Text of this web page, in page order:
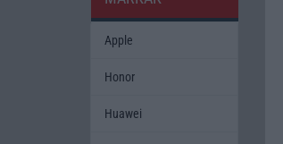
Apple
Honor
Huawei